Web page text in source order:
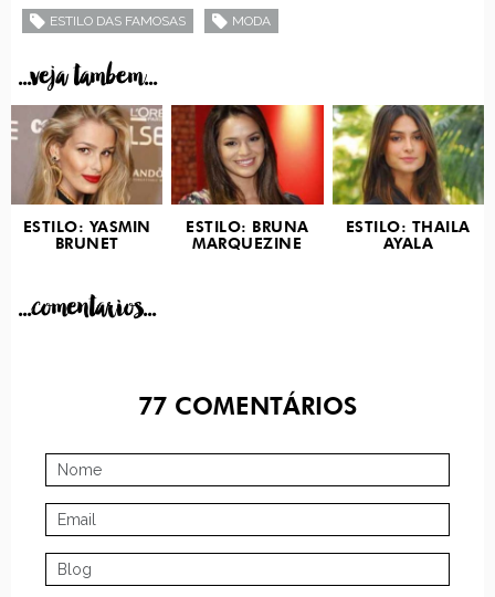
ESTILO DAS FAMOSAS MODA
...veja tambem...
ESTILO: YASMIN
BRUNET
ESTILO: BRUNA
MARQUEZINE
ESTILO: THAILA
AYALA
...comentarios...
77 COMENTÁRIOS